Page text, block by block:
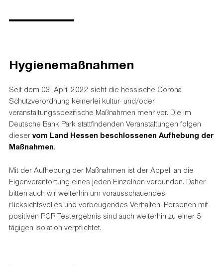
Hygienemaßnahmen
Seit dem 03. April 2022 sieht die hessische Corona
Schutzverordnung keinerlei kultur- und/oder
veranstaltungsspezifische Maßnahmen mehr vor. Die im
Deutsche Bank Park stattfindenden Veranstaltungen folgen
dieser vom Land Hessen beschlossenen Aufhebung der
Maßnahmen.
Mit der Aufhebung der Maßnahmen ist der Appell an die
Eigenverantortung eines jeden Einzelnen verbunden. Daher
bitten auch wir weiterhin um vorausschauendes,
rücksichtsvolles und vorbeugendes Verhalten. Personen mit
positiven PCR-Testergebnis sind auch weiterhin zu einer 5-
tägigen Isolation verpflichtet.